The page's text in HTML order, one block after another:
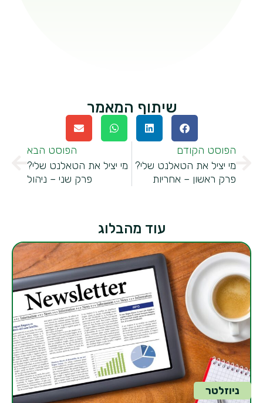
שיתוף המאמר
הפוסט הקודם
מי יציל את הטאלנט שלי?
פרק ראשון – אחריות
הפוסט הבא
מי יציל את הטאלנט שלי?
פרק שני – ניהול
עוד מהבלוג
ניוזלטר